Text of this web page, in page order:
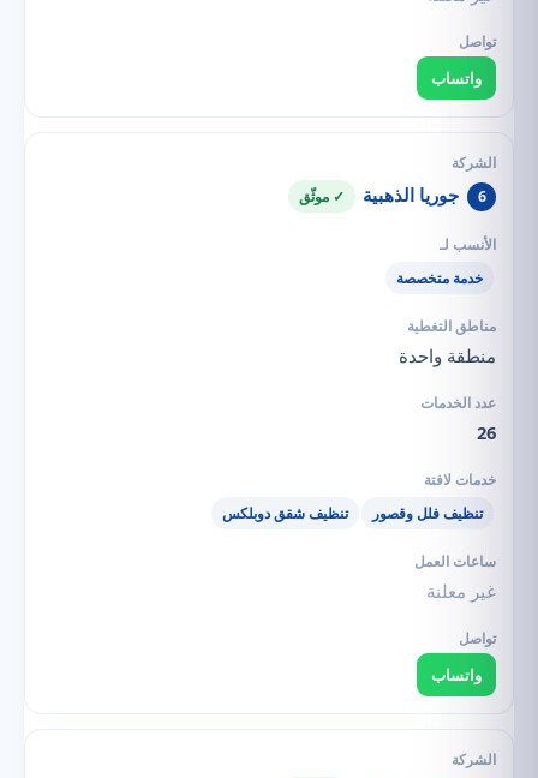
واتساب
6 جوريا الذهبية ✓ موثّق
خدمة متخصصة
منطقة واحدة
26
تنظيف فلل وقصور تنظيف شقق دوبلكس
غير معلنة
واتساب